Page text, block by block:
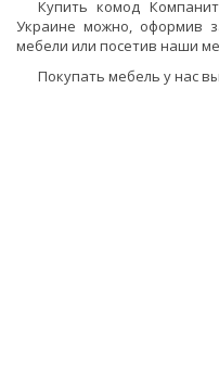
Купить комод
Украине можно, оформив
мебели или посетив наши
Покупать мебель у нас